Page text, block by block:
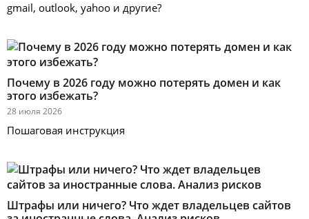
gmail, outlook, yahoo и другие?
Почему в 2026 году можно потерять домен и как
этого избежать?
28 июля 2026
Пошаговая инструкция
Штрафы или ничего? Что ждет владельцев сайтов